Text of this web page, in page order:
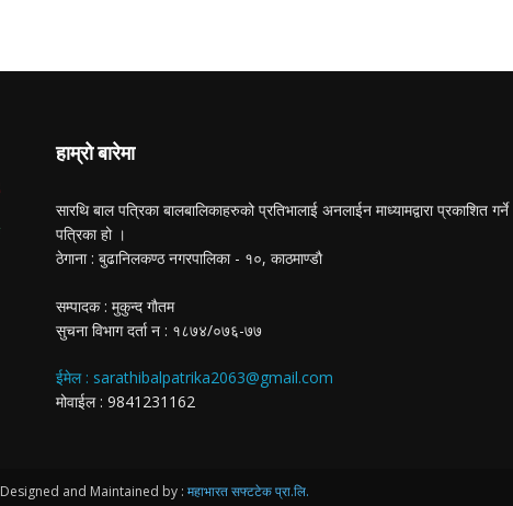
हाम्रो बारेमा
सारथि बाल पत्रिका बालबालिकाहरुको प्रतिभालाई अनलाईन माध्यामद्वारा प्रकाशित गर्ने
पत्रिका हो ।
ठेगाना : बुढानिलकण्ठ नगरपालिका - १०, काठमाण्डाै
सम्पादक : मुकुन्द गाैतम
सुचना विभाग दर्ता न‌ : १८७४/०७६-७७
ईमेल : sarathibalpatrika2063@gmail.com
मोवाईल : 9841231162
Designed and Maintained by : महाभारत सफ्टटेक प्रा.लि.